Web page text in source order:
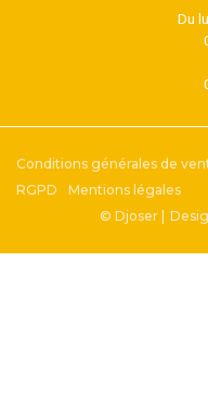
Du
Conditions générales de
RGPD
Mentions légales
© Djoser |